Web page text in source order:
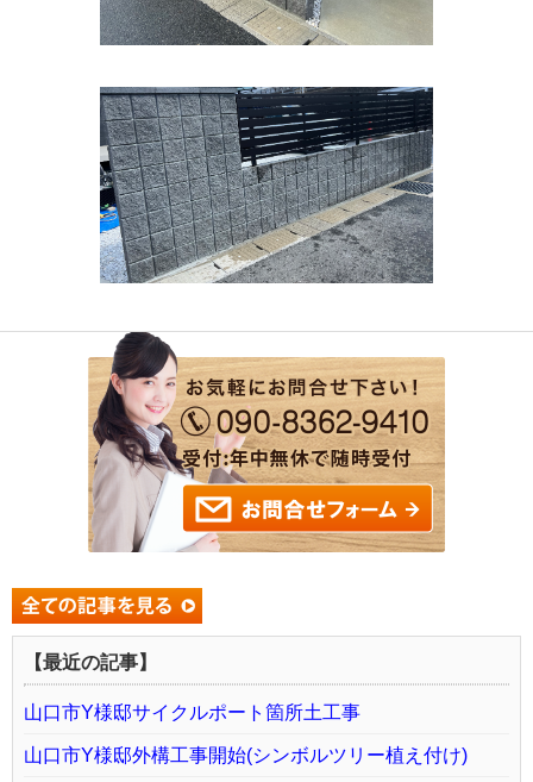
【最近の記事】
山口市Y様邸サイクルポート箇所土工事
山口市Y様邸外構工事開始(シンボルツリー植え付け)